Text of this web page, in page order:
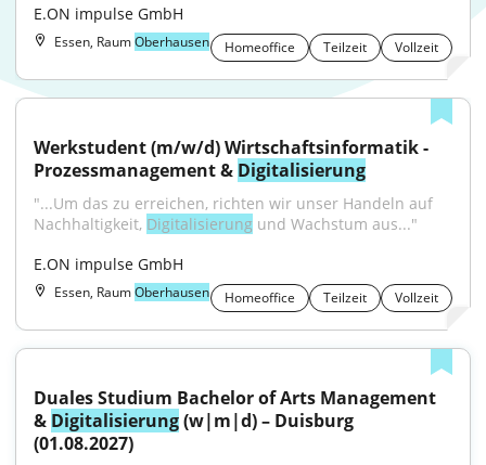
E.ON impulse GmbH
Essen, RaumOberhausen Homeoffice Teilzeit Vollzeit
Werkstudent (m/w/d) Wirtschaftsinformatik -
Prozessmanagement & Digitalisierung
"...Um das zu erreichen, richten wir unser Handeln auf
Nachhaltigkeit, Digitalisierung und Wachstum aus..."
E.ON impulse GmbH
Essen, RaumOberhausen Homeoffice Teilzeit Vollzeit
Duales Studium Bachelor of Arts Management
& Digitalisierung (w|m|d) – Duisburg
(01.08.2027)